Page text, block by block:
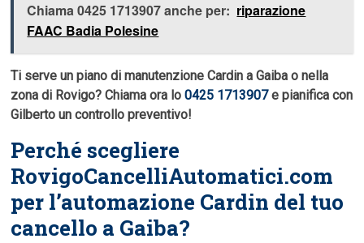
Chiama 0425 1713907 anche per: riparazione
FAAC Badia Polesine
Ti serve un piano di manutenzione Cardin a Gaiba o nella
zona di Rovigo? Chiama ora lo0425 1713907e pianifica con
Gilberto un controllo preventivo!
Perché scegliere
RovigoCancelliAutomatici.com
per l’automazione Cardin del tuo
cancello a Gaiba?